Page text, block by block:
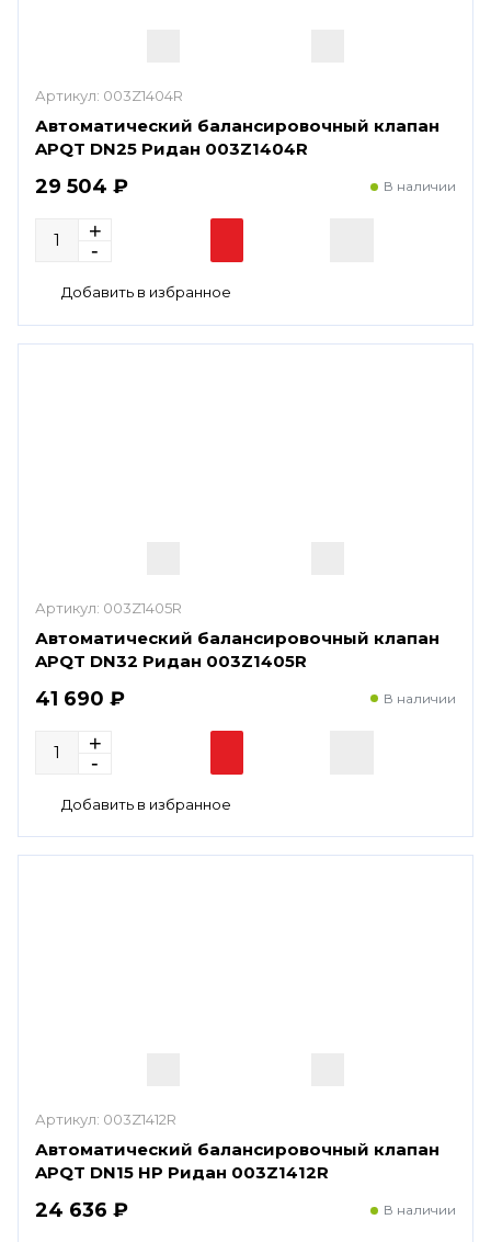
Артикул: 003Z1404R
Автоматический балансировочный клапан
APQT DN25 Ридан 003Z1404R
29 504 ₽ В наличии
Артикул: 003Z1405R
Автоматический балансировочный клапан
APQT DN32 Ридан 003Z1405R
41 690 ₽ В наличии
Артикул: 003Z1412R
Автоматический балансировочный клапан
APQT DN15 HP Ридан 003Z1412R
24 636 ₽ В наличии